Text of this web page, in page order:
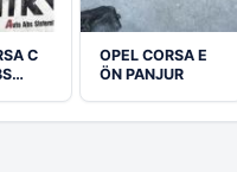
C
OPEL CORSA E
ÖN PANJUR